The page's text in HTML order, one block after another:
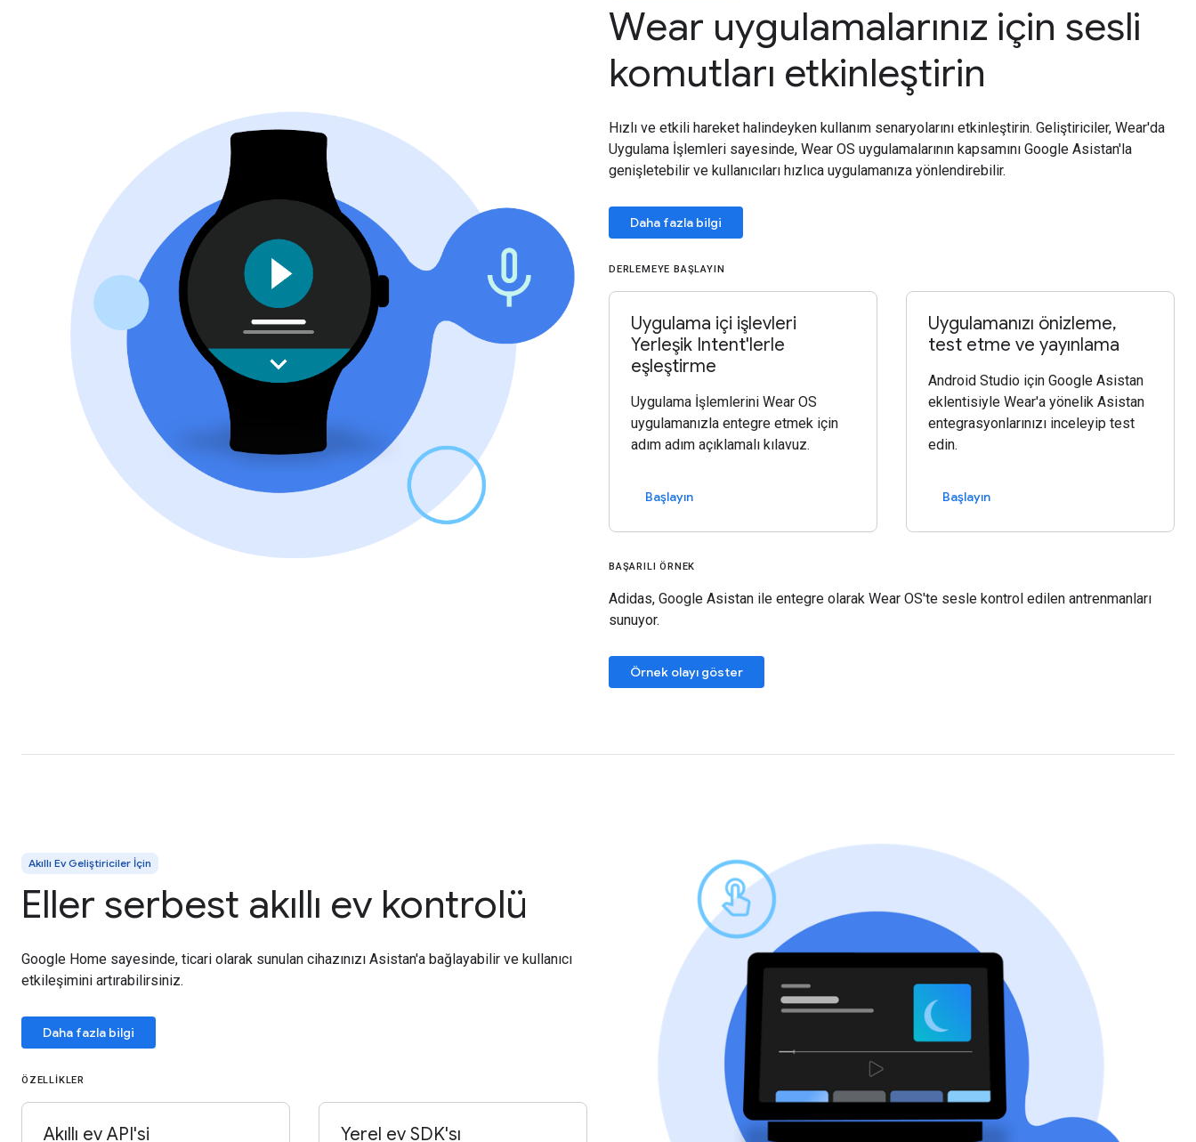
Wear uygulamalarınız için sesli
komutları etkinleştirin
Hızlı ve etkili hareket halindeyken kullanım senaryolarını etkinleştirin. Geliştiriciler, Wear'da
Uygulama İşlemleri sayesinde, Wear OS uygulamalarının kapsamını Google Asistan'la
genişletebilir ve kullanıcıları hızlıca uygulamanıza yönlendirebilir.
Daha fazla bilgi
DERLEMEYE BAŞLAYIN
Uygulama içi işlevleri
Yerleşik Intent'lerle
eşleştirme
Uygulama İşlemlerini Wear OS
uygulamanızla entegre etmek için
adım adım açıklamalı kılavuz.
Başlayın
Uygulamanızı önizleme,
test etme ve yayınlama
Android Studio için Google Asistan
eklentisiyle Wear'a yönelik Asistan
entegrasyonlarınızı inceleyip test
edin.
Başlayın
BAŞARILI ÖRNEK
Adidas, Google Asistan ile entegre olarak Wear OS'te sesle kontrol edilen antrenmanları
sunuyor.
Örnek olayı göster
Akıllı Ev Geliştiriciler İçin
Eller serbest akıllı ev kontrolü
Google Home sayesinde, ticari olarak sunulan cihazınızı Asistan'a bağlayabilir ve kullanıcı
etkileşimini artırabilirsiniz.
Daha fazla bilgi
ÖZELLIKLER
Akıllı ev API'si Yerel ev SDK'sı